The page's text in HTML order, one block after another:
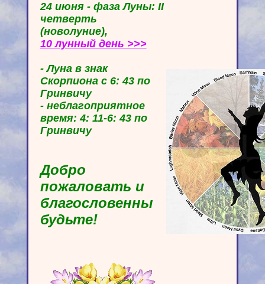
24 июня - фаза Луны: II
четверть
(новолуние),
10 лунный день >>>
- Луна в знак
Скорпиона с 6: 43 по
Гринвичу
- неблагоприятное
время: 4: 11-6: 43 по
Гринвичу
Добро
пожаловать и
благословенны
будьте!